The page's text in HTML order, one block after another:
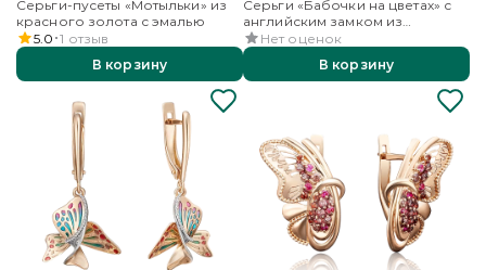
Серьги-пусеты «Мотыльки» из
красного золота с эмалью
5.0 1 отзыв
В корзину
Серьги «Бабочки на цветах» с
английским замком из
красного золота с эмалью
Нет оценок
В корзину